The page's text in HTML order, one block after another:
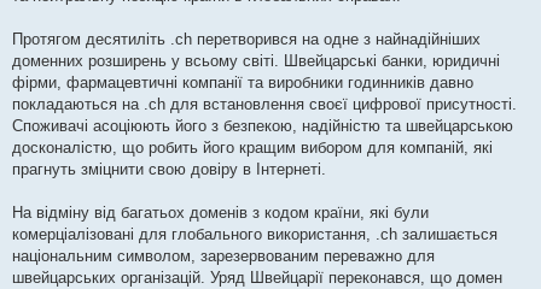
Протягом десятиліть .ch перетворився на одне з найнадійніших
доменних розширень у всьому світі. Швейцарські банки, юридичні
фірми, фармацевтичні компанії та виробники годинників давно
покладаються на .ch для встановлення своєї цифрової присутності.
Споживачі асоціюють його з безпекою, надійністю та швейцарською
досконалістю, що робить його кращим вибором для компаній, які
прагнуть зміцнити свою довіру в Інтернеті.
На відміну від багатьох доменів з кодом країни, які були
комерціалізовані для глобального використання, .ch залишається
національним символом, зарезервованим переважно для
швейцарських організацій. Уряд Швейцарії переконався, що домен